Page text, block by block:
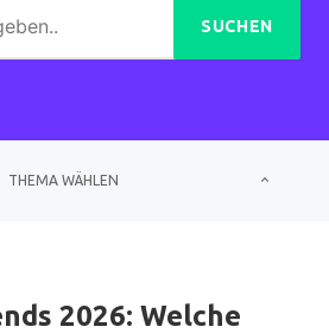
SUCHEN
THEMA WÄHLEN
2026: Welche